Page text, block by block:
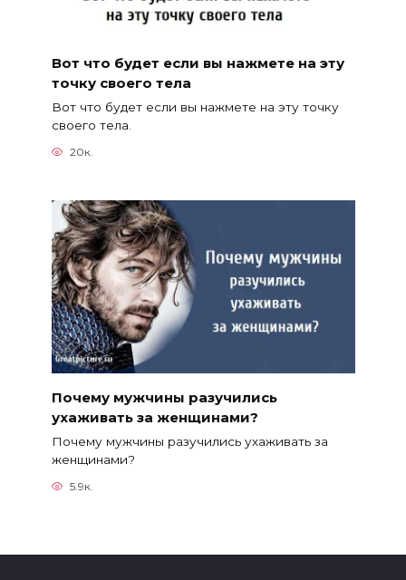
Вот что будет если вы нажмете на эту
точку своего тела
Вот что будет если вы нажмете на эту точку
своего тела.
20к.
Почему мужчины разучились
ухаживать за женщинами?
Почему мужчины разучились ухаживать за
женщинами?
5.9к.